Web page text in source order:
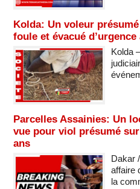
Kolda: Un voleur
foule et évacué d’urgence
Kolda
Parcelles Assainies: Un
vue pour viol présumé
ans
Dakar
affaire
la